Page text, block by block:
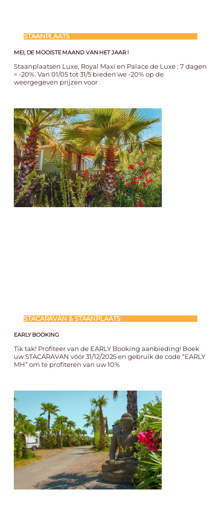
STAANPLAATS
MEI, DE MOOISTE MAAND VAN HET JAAR !
Staanplaatsen Luxe, Royal Maxi en Palace de Luxe : 7 dagen
= -20%. Van 01/05 tot 31/5 bieden we -20% op de
weergegeven prijzen voor
STACARAVAN & STAANPLAATS
EARLY BOOKING
Tik tak! Profiteer van de EARLY Booking aanbieding! Boek
uw STACARAVAN vóór 31/12/2025 en gebruik de code “EARLY
MH” om te profiteren van uw 10%